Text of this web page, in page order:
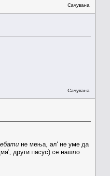
Сачувана
Сачувана
не мења, ал' не уме да
други пасус) се нашло